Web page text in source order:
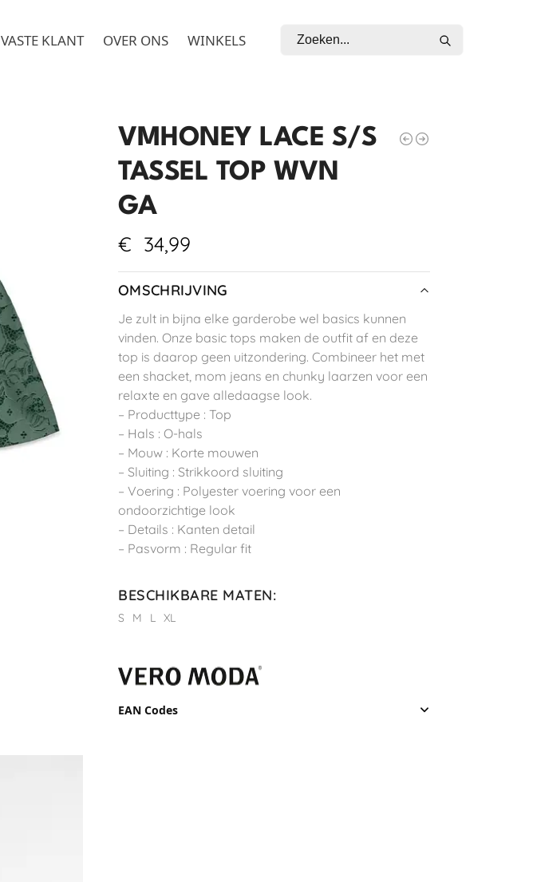
VASTE KLANT OVER ONS WINKELS
VMHONEY LACE S/S
TASSEL TOP WVN
GA
€ 34,99
OMSCHRIJVING
Je zult in bijna elke garderobe wel basics kunnen
vinden. Onze basic tops maken de outfit af en deze
top is daarop geen uitzondering. Combineer het met
een shacket, mom jeans en chunky laarzen voor een
relaxte en gave alledaagse look.
– Producttype : Top
– Hals : O-hals
– Mouw : Korte mouwen
– Sluiting : Strikkoord sluiting
– Voering : Polyester voering voor een
ondoorzichtige look
– Details : Kanten detail
– Pasvorm : Regular fit
BESCHIKBARE MATEN:
S M L XL
EAN Codes